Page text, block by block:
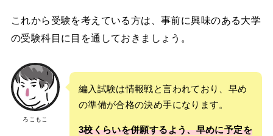
これから受験を考えている方は、事前に興味のある大学
の受験科目に目を通しておきましょう。
ろこもこ
編入試験は情報戦と言われており、早め
の準備が合格の決め手になります。
3校くらいを併願するよう、早めに予定を